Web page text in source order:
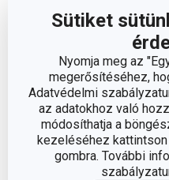
Sütiket
Nyomja meg az
megerősítéséhez,
Adatvédelmi
az adatokhoz való
módosíthatja a
kezeléséhez
gombra. További